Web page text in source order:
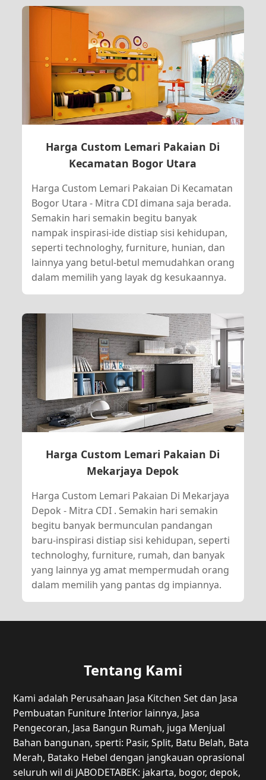
Harga Custom Lemari Pakaian Di
Kecamatan Bogor Utara
Harga Custom Lemari Pakaian Di Kecamatan
Bogor Utara - Mitra CDI dimana saja berada.
Semakin hari semakin begitu banyak
nampak inspirasi-ide distiap sisi kehidupan,
seperti technologhy, furniture, hunian, dan
lainnya yang betul-betul memudahkan orang
dalam memilih yang layak dg kesukaannya.
Harga Custom Lemari Pakaian Di
Mekarjaya Depok
Harga Custom Lemari Pakaian Di Mekarjaya
Depok - Mitra CDI . Semakin hari semakin
begitu banyak bermunculan pandangan
baru-inspirasi distiap sisi kehidupan, seperti
technologhy, furniture, rumah, dan banyak
yang lainnya yg amat mempermudah orang
dalam memilih yang pantas dg impiannya.
Tentang Kami
Kami adalah Perusahaan Jasa Kitchen Set dan Jasa
Pembuatan Funiture Interior lainnya, Jasa
Pengecoran, Jasa Bangun Rumah, juga Menjual
Bahan bangunan, sperti: Pasir, Split, Batu Belah, Bata
Merah, Batako Hebel dengan jangkauan oprasional
seluruh wil di JABODETABEK: jakarta, bogor, depok,